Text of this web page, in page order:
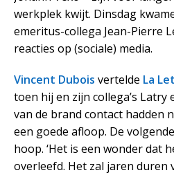
werkplek kwijt. Dinsdag
emeritus-collega Jean-Pierre
reacties op (sociale) media.
Vincent Dubois vertelde La
toen hij en zijn collega’s Latry
van de brand contact hadden
een goede afloop. De
hoop. ‘Het is een wonder dat
overleefd. Het zal jaren duren